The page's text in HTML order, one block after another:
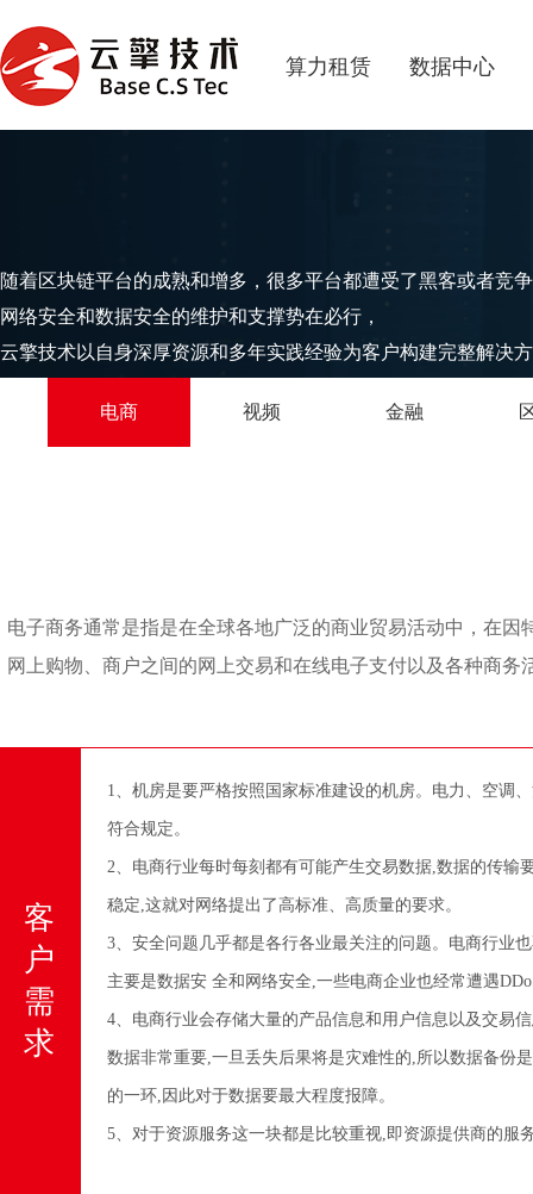
算力租赁 数据中心
随着区块链平台的成熟和增多，很多平台都遭受了黑客或者竞
网络安全和数据安全的维护和支撑势在必行，
云擎技术以自身深厚资源和多年实践经验为客户构建完整解决
电商 视频 金融
电子商务通常是指是在全球各地广泛的商业贸易活动中，在
网上购物、商户之间的网上交易和在线电子支付以及各种商
客
户
需
求
1、机房是要严格按照国家标准建设的机房。电力、空调
符合规定。
2、电商行业每时每刻都有可能产生交易数据,数据的传输
稳定,这就对网络提出了高标准、高质量的要求。
3、安全问题几乎都是各行各业最关注的问题。电商行业
主要是数据安 全和网络安全,一些电商企业也经常遭遇
4、电商行业会存储大量的产品信息和用户信息以及交易
数据非常重要,一旦丢失后果将是灾难性的,所以数据备份
的一环,因此对于数据要最大程度报障。
5、对于资源服务这一块都是比较重视,即资源提供商的服